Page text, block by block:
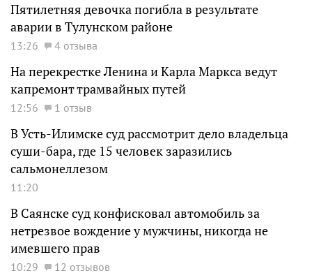
Пятилетняя девочка погибла в результате
аварии в Тулунском районе
13:26 4 отзыва
На перекрестке Ленина и Карла Маркса ведут
капремонт трамвайных путей
12:56 1 отзыв
В Усть-Илимске суд рассмотрит дело владельца
суши-бара, где 15 человек заразились
сальмонеллезом
11:20
В Саянске суд конфисковал автомобиль за
нетрезвое вождение у мужчины, никогда не
имевшего прав
10:29
12 отзывов